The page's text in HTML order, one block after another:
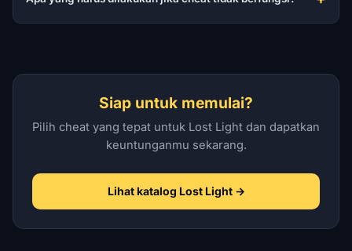
Siap untuk memulai?
Pilih cheat yang tepat untuk Lost Light dan dapatkan
keuntunganmu sekarang.
Lihat katalog Lost Light →